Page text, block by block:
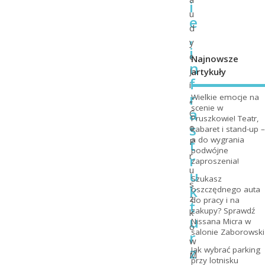
i
e
,
i
n
f
r
a
s
t
r
u
k
t
u
r
z
u
d
y
c
j
i
„
C
o
P
r
u
s
z
k
ó
w
M
Najnowsze
artykuły
Wielkie emocje na
scenie w
Pruszkowie! Teatr,
kabaret i stand-up –
a do wygrania
podwójne
zaproszenia!
Szukasz
oszczędnego auta
do pracy i na
zakupy? Sprawdź
Nissana Micra w
salonie Zaborowski
Jak wybrać parking
przy lotnisku